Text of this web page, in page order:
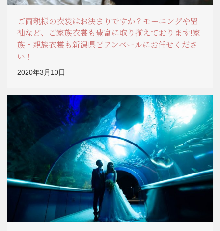
ご両親様の衣裳はお決まりですか？モーニングや留
袖など、ご家族衣裳も豊富に取り揃えております!家
族・親族衣裳も新潟県ビアンベールにお任せくださ
い！
2020年3月10日